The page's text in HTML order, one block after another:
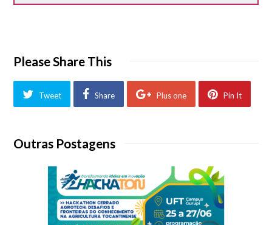
Please Share This
Tweet Share Plus one Pin It
Outras Postagens